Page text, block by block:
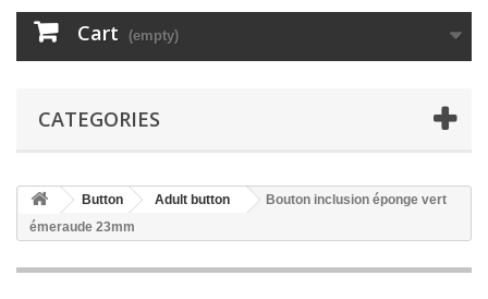
Cart (empty)
CATEGORIES
Button Adult button
Bouton inclusion éponge vert
émeraude 23mm